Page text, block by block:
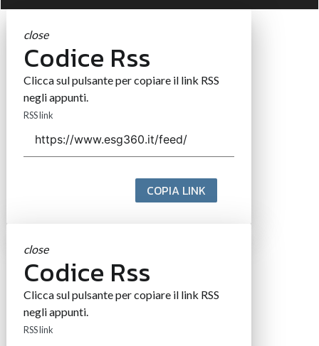
close
Codice Rss
Clicca sul pulsante per copiare il link RSS
negli appunti.
RSS link
COPIA LINK
close
Codice Rss
Clicca sul pulsante per copiare il link RSS
negli appunti.
RSS link